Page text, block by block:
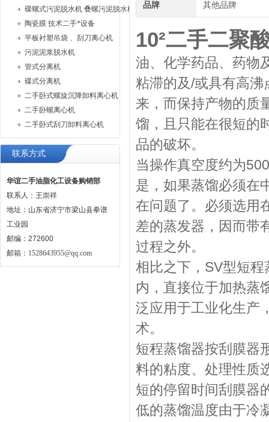
碟螺式污泥脱水机 叠螺污泥脱水机
陶瓷膜 技术二手*设备
平板衬塑吊袋 、刮刀离心机
污泥泥浆脱水机
管式分离机
碟式分离机
二手卧式螺旋沉降卸料离心机
二手卧螺离心机
二手卧式刮刀卸料离心机
联系方式
华谊二手油脂化工设备购销部
联系人：王崇祥
地址：山东省济宁市梁山县拳谱
工业园
邮编：272600
邮箱： 1528643955@qq.com
品牌 其他品牌
10²二手二聚
油、化学药品、药物
粘滞的及/或具有高
来，而保持产物的质
馏，且只能在很短的
品的破坏。
当操作真空度约为
是，如果蒸馏必须在
在问题了。必须选用
差的蒸发器，因而带
过程之外。
相比之下，SV型短
内，直接位于加热蒸
泛应用于工业化生产
术。
短程蒸馏器按刮膜器
料的粘度、处理性质
短的停留时间刮膜器
低的蒸馏温度由于冷